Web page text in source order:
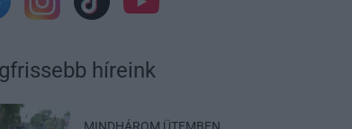
híreink
MINDHÁROM ÜTEMBEN